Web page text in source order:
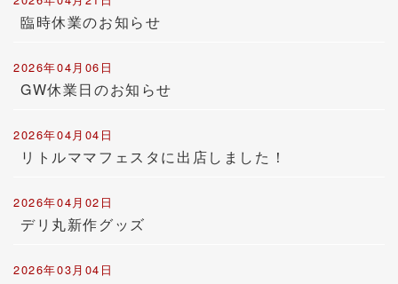
臨時休業のお知らせ
2026年04月06日
GW休業日のお知らせ
2026年04月04日
リトルママフェスタに出店しました！
2026年04月02日
デリ丸新作グッズ
2026年03月04日